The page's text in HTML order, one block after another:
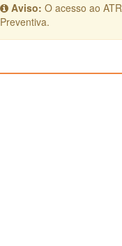
Aviso: O acesso ao
Preventiva.